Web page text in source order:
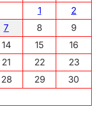
1
2
7 8
9
14 15
16
21 22
23
28 29
30